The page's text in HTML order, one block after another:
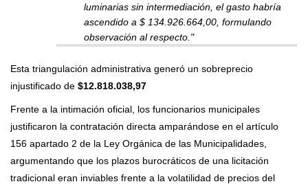
luminarias sin intermediación, el gasto habría
ascendido a $ 134.926.664,00, formulando
observación al respecto."
Esta triangulación administrativa generó un sobreprecio
injustificado de $12.818.038,97
Frente a la intimación oficial, los funcionarios municipales
justificaron la contratación directa amparándose en el artículo
156 apartado 2 de la Ley Orgánica de las Municipalidades,
argumentando que los plazos burocráticos de una licitación
tradicional eran inviables frente a la volatilidad de precios del